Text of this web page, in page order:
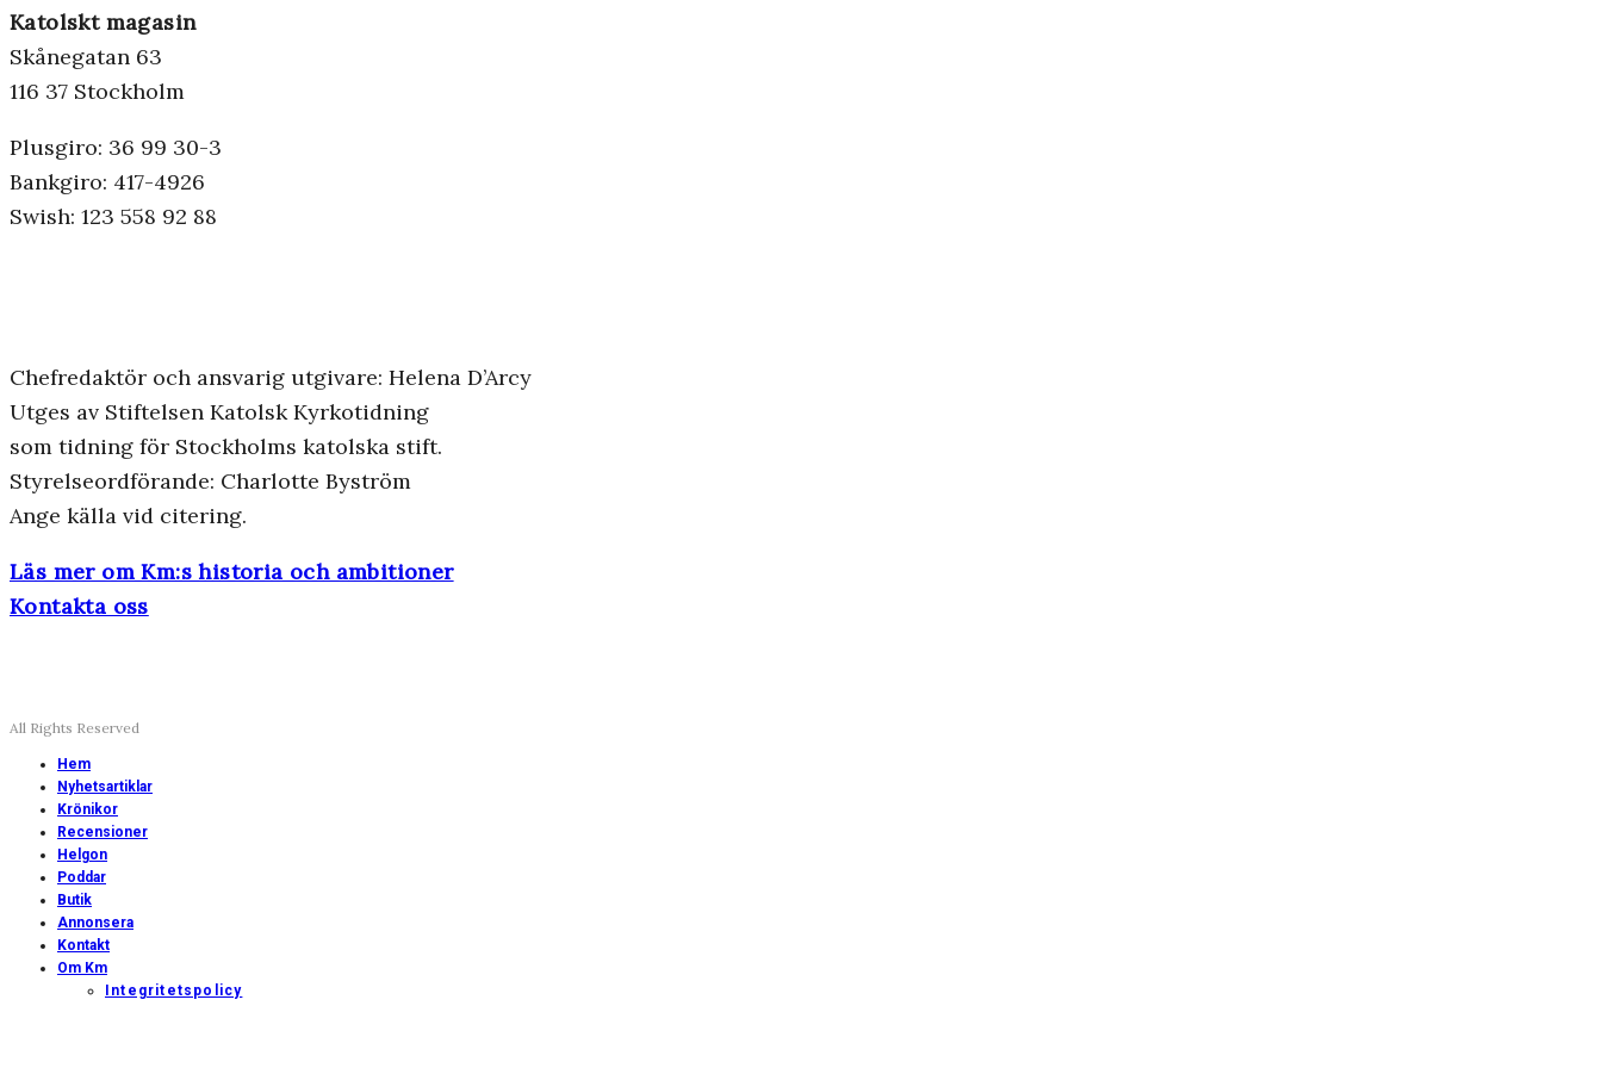
Katolskt magasin
Skånegatan 63
116 37 Stockholm
Plusgiro: 36 99 30-3
Bankgiro: 417-4926
Swish: 123 558 92 88
Chefredaktör och ansvarig utgivare: Helena D’Arcy
Utges av Stiftelsen Katolsk Kyrkotidning
som tidning för Stockholms katolska stift.
Styrelseordförande: Charlotte Byström
Ange källa vid citering.
Läs mer om Km:s historia och ambitioner
Kontakta oss
All Rights Reserved
Hem
Nyhetsartiklar
Krönikor
Recensioner
Helgon
Poddar
Butik
Annonsera
Kontakt
Om Km
Integritetspolicy